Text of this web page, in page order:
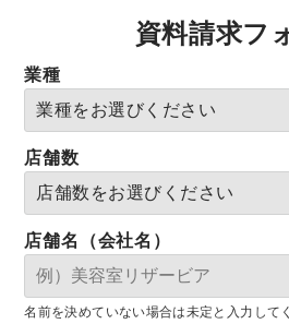
資料請求フ
業種
店舗数
店舗名（会社名）
名前を決めていない場合は未定と入力して